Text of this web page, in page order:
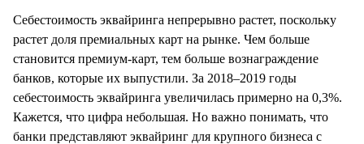
Себестоимость эквайринга непрерывно растет, поскольку
растет доля премиальных карт на рынке. Чем больше
становится премиум-карт, тем больше вознаграждение
банков, которые их выпустили. За 2018–2019 годы
себестоимость эквайринга увеличилась примерно на 0,3%.
Кажется, что цифра небольшая. Но важно понимать, что
банки представляют эквайринг для крупного бизнеса с